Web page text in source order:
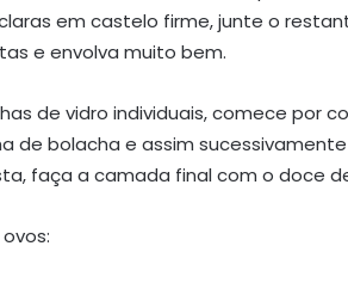
em castelo firme, junte o
e envolva muito bem.
de vidro individuais, comece por
de bolacha e assim
faça a camada final com o doce